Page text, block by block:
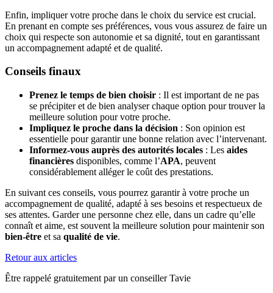
Enfin, impliquer votre proche dans le choix du service est crucial.
En prenant en compte ses préférences, vous vous assurez de faire un
choix qui respecte son autonomie et sa dignité, tout en garantissant
un accompagnement adapté et de qualité.
Conseils finaux
Prenez le temps de bien choisir : Il est important de ne pas
se précipiter et de bien analyser chaque option pour trouver la
meilleure solution pour votre proche.
Impliquez le proche dans la décision : Son opinion est
essentielle pour garantir une bonne relation avec l’intervenant.
Informez-vous auprès des autorités locales : Les aides
financières disponibles, comme l’APA, peuvent
considérablement alléger le coût des prestations.
En suivant ces conseils, vous pourrez garantir à votre proche un
accompagnement de qualité, adapté à ses besoins et respectueux de
ses attentes. Garder une personne chez elle, dans un cadre qu’elle
connaît et aime, est souvent la meilleure solution pour maintenir son
bien-être et sa qualité de vie.
Retour aux articles
Être rappelé gratuitement par un conseiller Tavie